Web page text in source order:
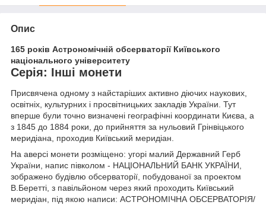
Опис
165 років Астрономічній обсерваторії Київського
національного університету
Серія: Інші монети
Присвячена одному з найстаріших активно діючих наукових,
освітніх, культурних і просвітницьких закладів України. Тут
вперше були точно визначені географічні координати Києва, а
з 1845 до 1884 роки, до прийняття за нульовий Грінвіцького
меридіана, проходив Київський меридіан.
На аверсі монети розміщено: угорі малий Державний Герб
України, напис півколом - НАЦІОНАЛЬНИЙ БАНК УКРАЇНИ,
зображено будівлю обсерваторії, побудованої за проектом
В.Беретті, з павільйоном через який проходить Київський
меридіан, під якою написи: АСТРОНОМІЧНА ОБСЕРВАТОРІЯ/